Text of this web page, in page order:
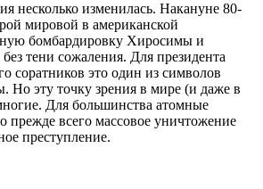
несколько изменилась. Накануне 80-
мировой в американской
бомбардировку Хиросимы и
тени сожаления. Для президента
соратников это один из символов
Но эту точку зрения в мире (и даже в
Для большинства атомные
прежде всего массовое уничтожение
преступление.